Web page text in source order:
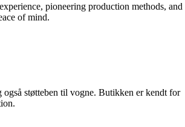
pioneering production methods, and
of mind.
støtteben til vogne. Butikken er kendt for